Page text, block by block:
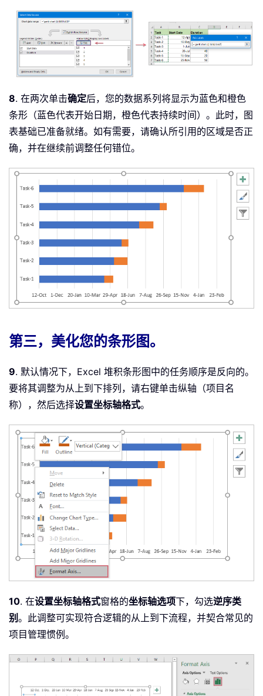
8. 在两次单击确定后，您的数据系列将显示为蓝色和橙色
条形（蓝色代表开始日期，橙色代表持续时间）。此时，图
表基础已准备就绪。如有需要，请确认所引用的区域是否正
确，并在继续前调整任何错位。
第三，美化您的条形图。
9. 默认情况下，Excel 堆积条形图中的任务顺序是反向的。
要将其调整为从上到下排列，请右键单击纵轴（项目名
称），然后选择设置坐标轴格式。
10. 在设置坐标轴格式窗格的坐标轴选项下，勾选逆序类
别 。此调整可实现符合逻辑的从上到下流程，并契合常见的
项目管理惯例。